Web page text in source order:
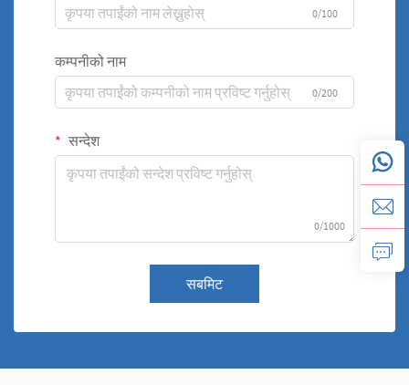
0/100
कम्पनीको नाम
0/200
सन्देश
0/1000
सबमिट